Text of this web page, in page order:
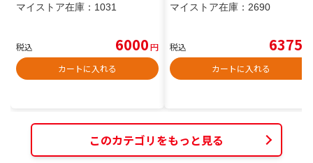
マイストア在庫： 1031
税込 6000円
カートに入れる
マイストア在庫： 2690
税込 6375
カートに入れる
このカテゴリをもっと見る